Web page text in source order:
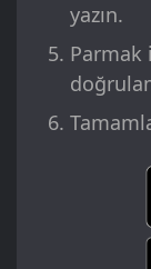
yazın.
Parmak